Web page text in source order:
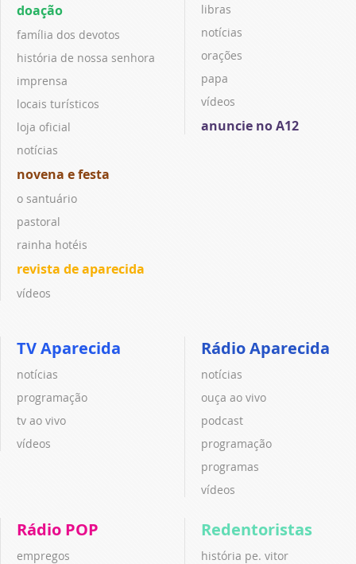
doação
família dos devotos
história de nossa senhora
imprensa
locais turísticos
loja oficial
notícias
novena e festa
o santuário
pastoral
rainha hotéis
revista de aparecida
vídeos
libras
notícias
orações
papa
vídeos
anuncie no A12
TV Aparecida
notícias
programação
tv ao vivo
vídeos
Rádio Aparecida
notícias
ouça ao vivo
podcast
programação
programas
vídeos
Rádio POP
empregos
Redentoristas
história pe. vitor